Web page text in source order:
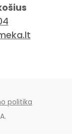
politika